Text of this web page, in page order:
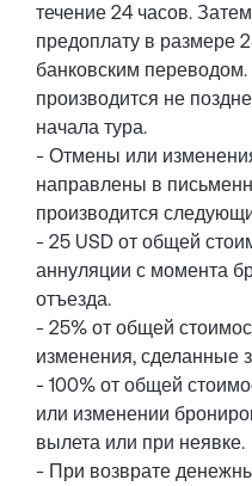
течение 24 часов.
предоплату в размере
банковским
производится не
начала тура.
- Отмены или
направлены в
производится
- 25 USD от общей
аннуляции с момента
отъезда.
- 25% от общей
изменения, сделанные
- 100% от общей
или изменении
вылета или при неявке.
- При возврате